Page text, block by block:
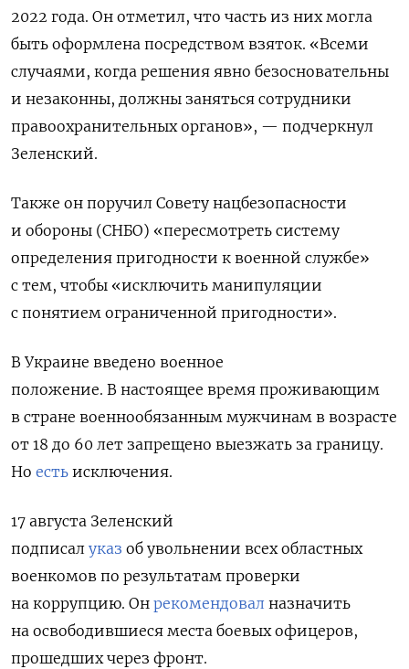
2022 года. Он отметил, что часть из них могла
быть оформлена посредством взяток. «Всеми
случаями, когда решения явно безосновательны
и незаконны, должны заняться сотрудники
правоохранительных органов», — подчеркнул
Зеленский.
Также он поручил Совету нацбезопасности
и обороны (СНБО) «пересмотреть систему
определения пригодности к военной службе»
с тем, чтобы «исключить манипуляции
с понятием ограниченной пригодности».
В Украине введено военное
положение. В настоящее время проживающим
в стране военнообязанным мужчинам в возрасте
от 18 до 60 лет запрещено выезжать за границу.
Но есть исключения.
17 августа Зеленский
подписал указ об увольнении всех областных
военкомов по результатам проверки
на коррупцию. Он рекомендовал назначить
на освободившиеся места боевых офицеров,
прошедших через фронт.